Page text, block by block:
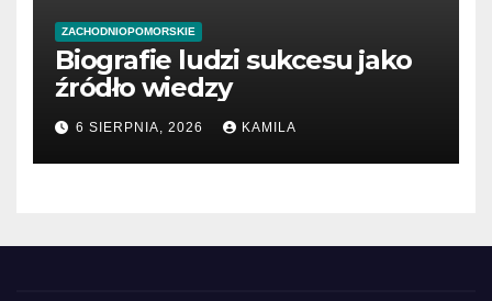
ZACHODNIOPOMORSKIE
Biografie ludzi sukcesu jako
źródło wiedzy
6 SIERPNIA, 2026 KAMILA